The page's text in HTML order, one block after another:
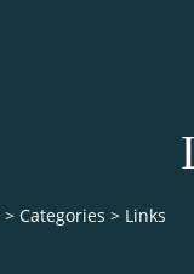
> Categories > Links